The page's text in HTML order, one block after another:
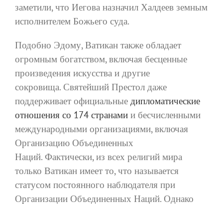
заметили, что Иегова назначил Халдеев земным
исполнителем Божьего суда.
Подобно Эдому, Ватикан также обладает
огромным богатством, включая бесценные
произведения искусства и другие
сокровища. Святейший Престол даже
поддерживает официальные дипломатические
отношения со 174 странами и бесчисленными
международными организациями, включая
Организацию Объединенных
Наций. Фактически, из всех религий мира
только Ватикан имеет то, что называется
статусом постоянного наблюдателя при
Организации Объединенных Наций. Однако